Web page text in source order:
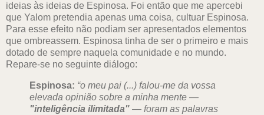
ideias às ideias de Espinosa. Foi então que me apercebi
que Yalom pretendia apenas uma coisa, cultuar Espinosa.
Para esse efeito não podiam ser apresentados elementos
que ombreassem. Espinosa tinha de ser o primeiro e mais
dotado de sempre naquela comunidade e no mundo.
Repare-se no seguinte diálogo:
Espinosa: “o meu pai (...) falou-me da vossa
elevada opinião sobre a minha mente —
"inteligência ilimitada" — foram as palavras